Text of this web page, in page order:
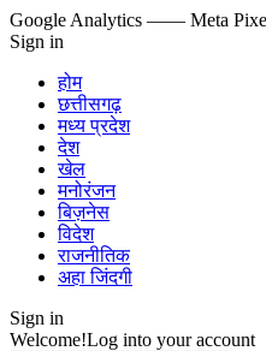
Google Analytics —— Meta
Sign in
होम
छत्तीसगढ़
मध्य प्रदेश
देश
खेल
मनोरंजन
बिज़नेस
विदेश
राजनीतिक
अहा जिंदगी
Sign in
Welcome!Log into your account